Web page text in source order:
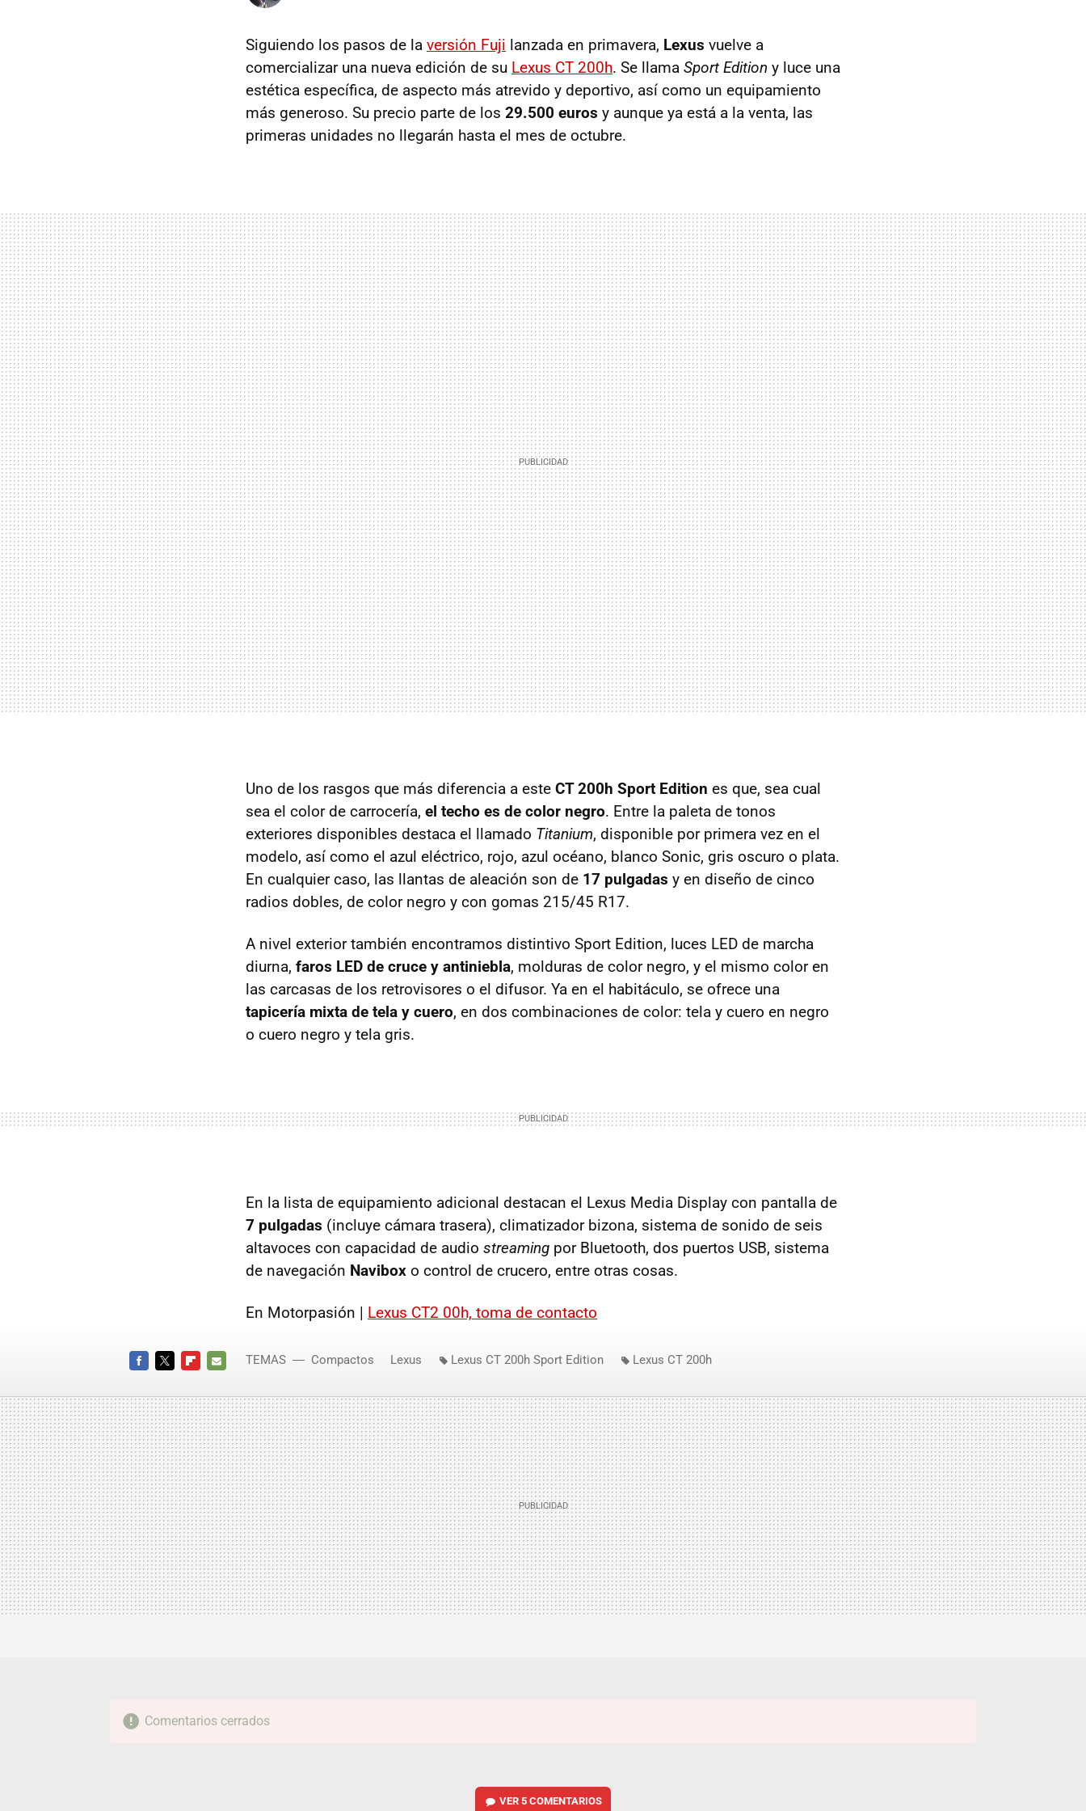
Siguiendo los pasos de la versión Fuji lanzada en primavera, Lexus vuelve a
comercializar una nueva edición de su Lexus CT 200h. Se llama Sport Edition y luce una
estética específica, de aspecto más atrevido y deportivo, así como un equipamiento
más generoso. Su precio parte de los 29.500 euros y aunque ya está a la venta, las
primeras unidades no llegarán hasta el mes de octubre.
Uno de los rasgos que más diferencia a este CT 200h Sport Edition es que, sea cual
sea el color de carrocería, el techo es de color negro. Entre la paleta de tonos
exteriores disponibles destaca el llamado Titanium, disponible por primera vez en el
modelo, así como el azul eléctrico, rojo, azul océano, blanco Sonic, gris oscuro o plata.
En cualquier caso, las llantas de aleación son de 17 pulgadas y en diseño de cinco
radios dobles, de color negro y con gomas 215/45 R17.
A nivel exterior también encontramos distintivo Sport Edition, luces LED de marcha
diurna, faros LED de cruce y antiniebla, molduras de color negro, y el mismo color en
las carcasas de los retrovisores o el difusor. Ya en el habitáculo, se ofrece una
tapicería mixta de tela y cuero, en dos combinaciones de color: tela y cuero en negro
o cuero negro y tela gris.
En la lista de equipamiento adicional destacan el Lexus Media Display con pantalla de
7 pulgadas (incluye cámara trasera), climatizador bizona, sistema de sonido de seis
altavoces con capacidad de audio streaming por Bluetooth, dos puertos USB, sistema
de navegación Navibox o control de crucero, entre otras cosas.
En Motorpasión | Lexus CT2 00h, toma de contacto
MAIL
TEMAS Compactos Lexus Lexus CT 200h Sport Edition Lexus CT 200h
Comentarios cerrados
VER5 COMENTARIOS